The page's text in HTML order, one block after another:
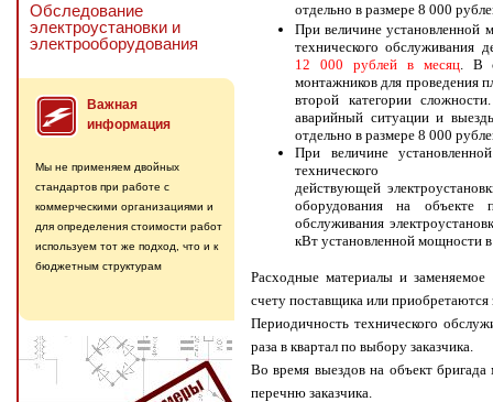
Обследование
электроустановки и
электрооборудования
Важная
информация
Мы не применяем двойных
стандартов при работе с
коммерческими организациями и
для определения стоимости работ
используем тот же подход, что и к
бюджетным структурам
отдельно в размере 8 000
При величине установленной
технического обслуживания
12 000 рублей в месяц. В
монтажников для проведения
второй категории
аварийный ситуации и
отдельно в размере 8 000
При величине
действующей
оборудования на объекте
обслуживания
кВт установленной мощности
Расходные материалы и заменяемое
счету поставщика или приобретаются
Периодичность технического
раза в квартал по выбору заказчика.
Во время выездов на объект
перечню заказчика.